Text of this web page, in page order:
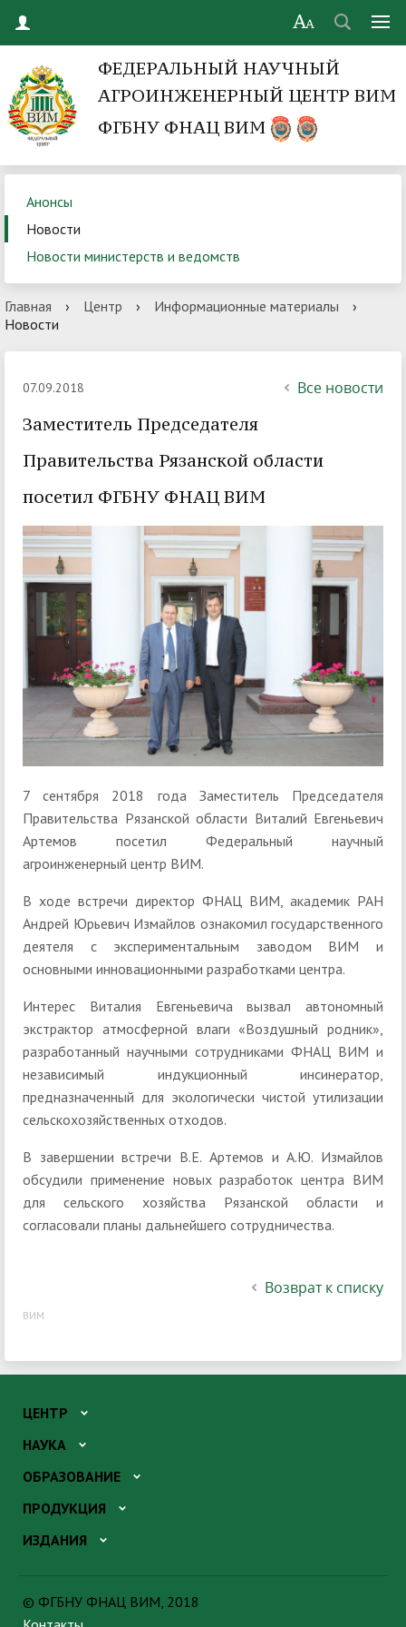
ФЕДЕРАЛЬНЫЙ НАУЧНЫЙ
АГРОИНЖЕНЕРНЫЙ ЦЕНТР ВИМ
ФГБНУ ФНАЦ ВИМ
Анонсы
Новости
Новости министерств и ведомств
Главная › Центр › Информационные материалы
›
Новости
07.09.2018 Все новости
Заместитель Председателя
Правительства Рязанской области
посетил ФГБНУ ФНАЦ ВИМ
7 сентября 2018 года Заместитель Председателя
Правительства Рязанской области Виталий Евгеньевич
Артемов посетил Федеральный научный
агроинженерный центр ВИМ.
В ходе встречи директор ФНАЦ ВИМ, академик РАН
Андрей Юрьевич Измайлов ознакомил государственного
деятеля с экспериментальным заводом ВИМ и
основными инновационными разработками центра.
Интерес Виталия Евгеньевича вызвал автономный
экстрактор атмосферной влаги «Воздушный родник»,
разработанный научными сотрудниками ФНАЦ ВИМ и
независимый индукционный инсинератор,
предназначенный для экологически чистой утилизации
сельскохозяйственных отходов.
В завершении встречи В.Е. Артемов и А.Ю. Измайлов
обсудили применение новых разработок центра ВИМ
для сельского хозяйства Рязанской области и
согласовали планы дальнейшего сотрудничества.
Возврат к списку
ВИМ
ЦЕНТР
НАУКА
ОБРАЗОВАНИЕ
ПРОДУКЦИЯ
ИЗДАНИЯ
© ФГБНУ ФНАЦ ВИМ, 2018